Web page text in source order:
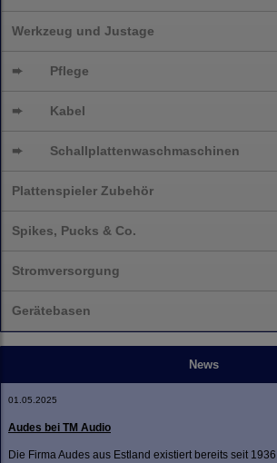
Werkzeug und Justage
➨ Pflege
➨ Kabel
➨ Schallplattenwaschmaschinen
Plattenspieler Zubehör
Spikes, Pucks & Co.
Stromversorgung
Gerätebasen
News
01.05.2025
Audes bei TM Audio
Die Firma Audes aus Estland existiert bereits seit